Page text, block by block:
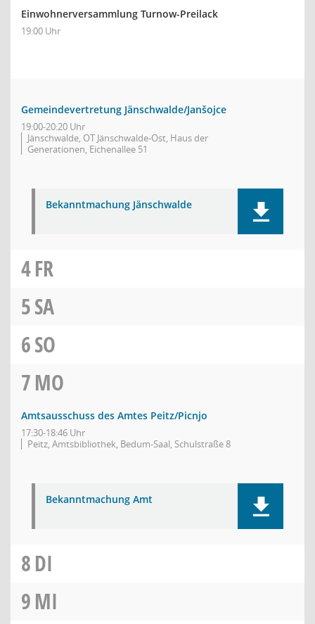
Einwohnerversammlung Turnow-Preilack
19:00 Uhr
Gemeindevertretung Jänschwalde/Janšojce
19:00-20:20 Uhr
Jänschwalde, OT Jänschwalde-Ost, Haus der
Generationen, Eichenallee 51
Bekanntmachung Jänschwalde
4FR
5SA
6SO
7MO
Amtsausschuss des Amtes Peitz/Picnjo
17:30-18:46 Uhr
Peitz, Amtsbibliothek, Bedum-Saal, Schulstraße 8
Bekanntmachung Amt
8DI
9MI